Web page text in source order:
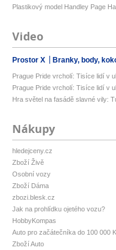
Plastikový model Handley Page
Video
Prostor X Branky, body,
Prague Pride vrcholí: Tisíce lidí v
Prague Pride vrcholí: Tisíce lidí v
Hra světel na fasádě slavné vily:
Nákupy
hledejceny.cz
Zboží Živě
Osobní vozy
Zboží Dáma
zbozi.blesk.cz
Jak na prohlídku ojetého vozu?
HobbyKompas
Auto pro začátečníka do 100 000
Zboží Auto